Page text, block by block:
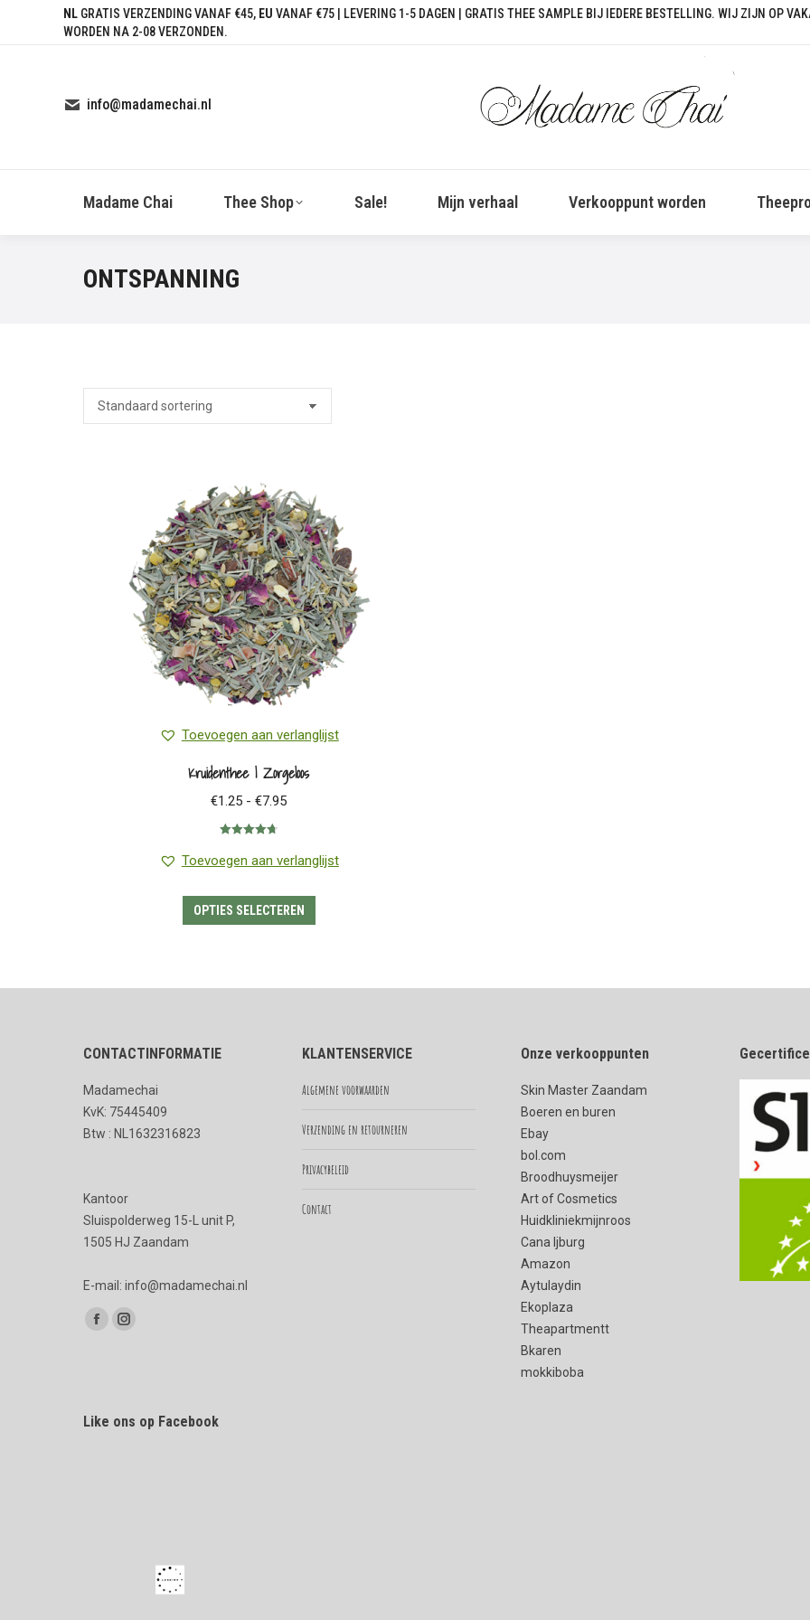
NL GRATIS VERZENDING VANAF €45, EU VANAF €75 | LEVERING 1-5 DAGEN | GRATIS THEE SAMPLE BIJ IEDERE BESTELLING. WIJ ZIJN OP
WORDEN NA 2-08 VERZONDEN.
info@madamechai.nl
Madame Chai Thee Shop Sale! Mijn verhaal Verkooppunt worden
ONTSPANNING
Toevoegen aan verlanglijst
Kruidenthee | Zorgeloos
€1.25 - €7.95Prijsklasse:
€7.95
4.75uit 5
Toevoegen aan verlanglijst
OPTIES SELECTEREN
optie
worden
de
CONTACTINFORMATIE
Madamechai
KvK: 75445409
Btw : NL1632316823
Kantoor
Sluispolderweg 15-L unit P,
1505 HJ Zaandam
E-mail: info@madamechai.nl
Vind ons op:
Facebook
new
Instagram
new
KLANTENSERVICE
Algemene voorwaarden
Verzending en retourneren
Privacybeleid
Contact
Onze verkooppunten
Skin Master Zaandam
Boeren en buren
Ebay
bol.com
Broodhuysmeijer
Art of Cosmetics
Huidkliniekmijnroos
Cana Ijburg
Amazon
Aytulaydin
Ekoplaza
Theapartmentt
Bkaren
mokkiboba
Like ons op Facebook